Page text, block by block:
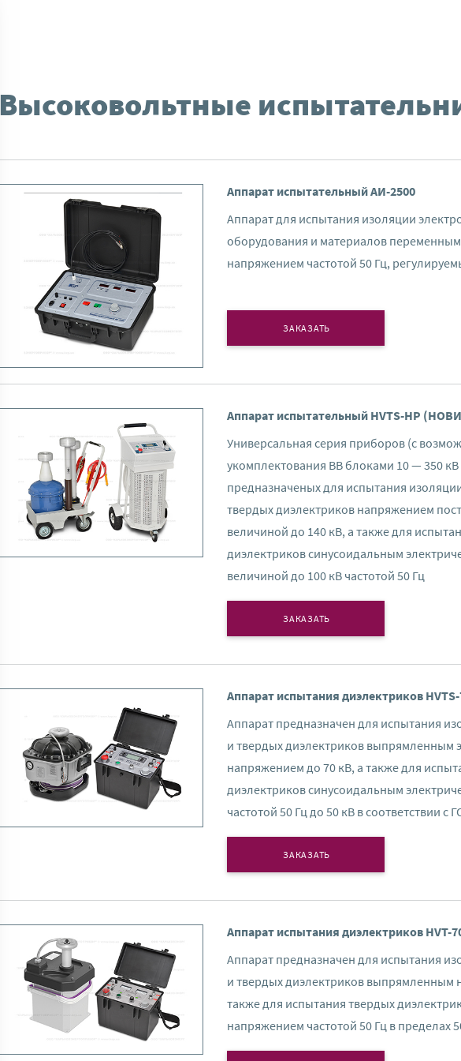
Высоковольтные
Аппарат испытательный АИ-2500
Аппарат для испытания изоляции
оборудования и материалов
напряжением частотой 50 Гц,
ЗАКАЗАТЬ
Аппарат испытательный HVTS-HP
Универсальная серия приборов (с
укомплектования ВВ блоками 10 — 350 кВ
предназначеных для испытания
твердых диэлектриков напряжением
величиной до 140 кВ, а также для
диэлектриков синусоидальным
величиной до 100 кВ частотой 50 Гц
ЗАКАЗАТЬ
Аппарат испытания диэлектриков
Аппарат предназначен для испытания
и твердых диэлектриков выпрямленным
напряжением до 70 кВ, а также для
диэлектриков синусоидальным
частотой 50 Гц до 50 кВ в соответствии с
ЗАКАЗАТЬ
Аппарат испытания диэлектриков
Аппарат предназначен для испытания
и твердых диэлектриков выпрямленным
также для испытания твердых
напряжением частотой 50 Гц в пределах